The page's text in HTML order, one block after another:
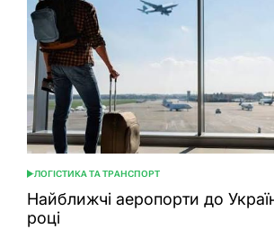
ОПУБЛІКУВАТИ
У
ЛОГІСТИКА ТА ТРАНСПОРТ
Найближчі аеропорти до
році